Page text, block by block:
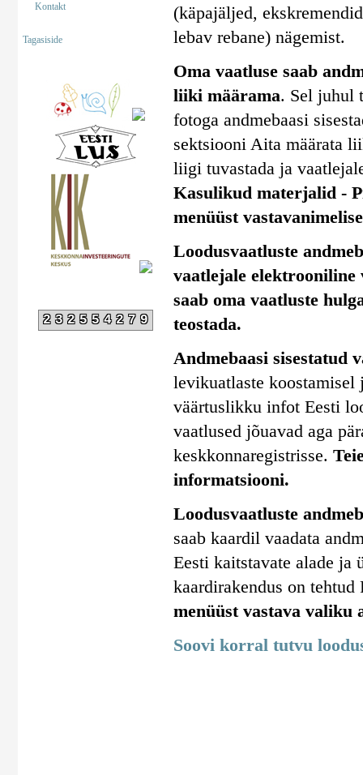
Kontakt
Tagasiside
232554279
(käpajäljed,
lebav rebane) nägemist.
Oma vaatluse saab
liiki määrama. Sel juhul
fotoga andmebaasi
sektsiooni Aita määrata
liigi tuvastada ja
Kasulikud materjalid -
menüüst
Loodusvaatluste
vaatlejale
saab oma vaatluste
teostada.
Andmebaasi sisestatud
levikuatlaste koostamisel
väärtuslikku infot Eesti
vaatlused jõuavad aga
keskkonnaregistrisse.
informatsiooni.
Loodusvaatluste
saab kaardil vaadata
Eesti kaitstavate alade ja
kaardirakendus on
menüüst vastava valiku
Soovi korral tutvu